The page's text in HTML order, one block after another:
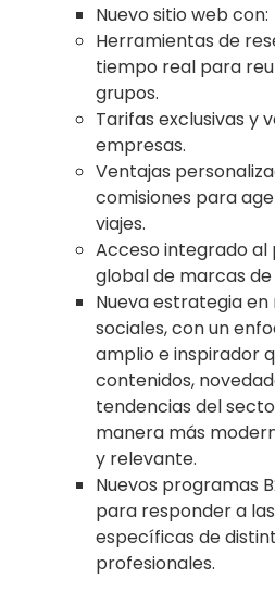
Nuevo sitio web con:
Herramientas de
tiempo real para
grupos.
Tarifas exclusivas y
empresas.
Ventajas
comisiones para
viajes.
Acceso integrado al
global de marcas de
Nueva estrategia en
sociales, con un
amplio e inspirador
contenidos,
tendencias del
manera más
y relevante.
Nuevos programas
para responder a
específicas de
profesionales.